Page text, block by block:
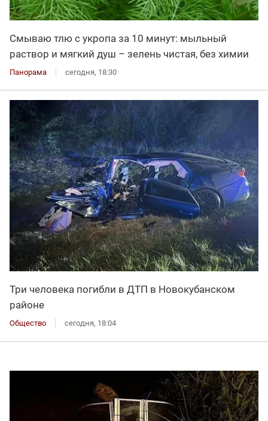
Смываю тлю с укропа за 10 минут: мыльный
раствор и мягкий душ – зелень чистая, без химии
Панорама сегодня, 18:30
Три человека погибли в ДТП в Новокубанском
районе
Общество сегодня, 18:04